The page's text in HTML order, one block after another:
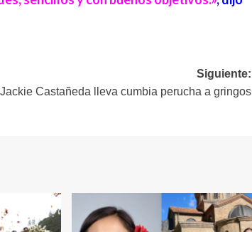
Siguiente:
Jackie Castañeda lleva cumbia perucha a gringos